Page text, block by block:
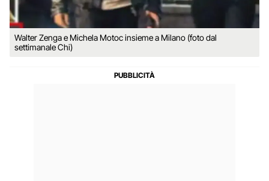
Walter Zenga e Michela Motoc insieme a Milano (foto dal
settimanale Chi)